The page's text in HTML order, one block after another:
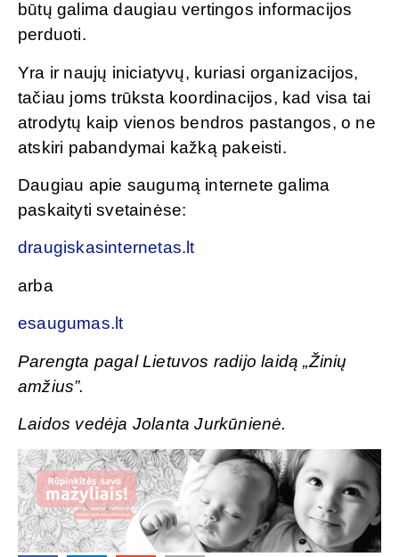
būtų galima daugiau vertingos informacijos
perduoti.
Yra ir naujų iniciatyvų, kuriasi organizacijos,
tačiau joms trūksta koordinacijos, kad visa tai
atrodytų kaip vienos bendros pastangos, o ne
atskiri pabandymai kažką pakeisti.
Daugiau apie saugumą internete galima
paskaityti svetainėse:
draugiskasinternetas.lt
arba
esaugumas.lt
Parengta pagal Lietuvos radijo laidą „Žinių
amžius”.
Laidos vedėja Jolanta Jurkūnienė.